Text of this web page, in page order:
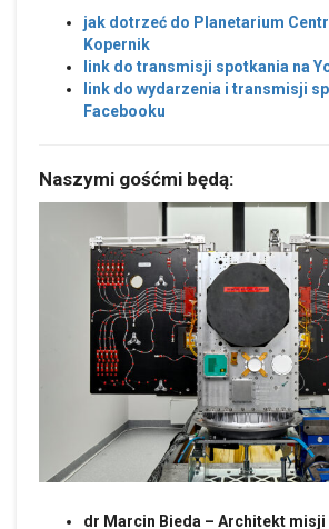
jak dotrzeć do Planetarium
Kopernik
link do transmisji spotkania na
link do wydarzenia i transmisji
Facebooku
Naszymi gośćmi będą:
dr Marcin Bieda – Architekt misji